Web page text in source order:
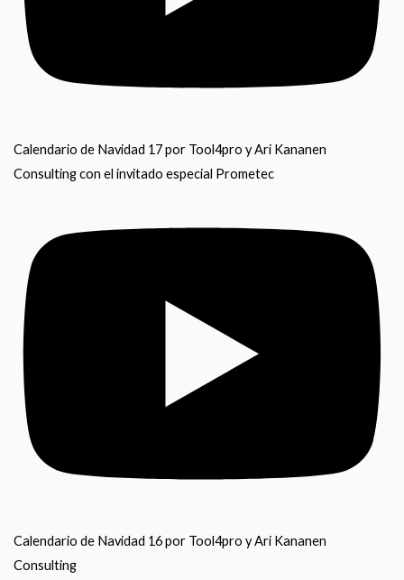
Calendario de Navidad 17 por Tool4pro y Ari Kananen
Consulting con el invitado especial Prometec
Calendario de Navidad 16 por Tool4pro y Ari Kananen
Consulting